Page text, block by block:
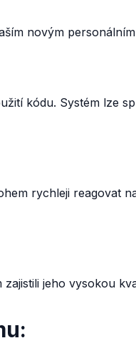
novým
kódu. Systém lze
rychleji reagovat
jeho vysokou